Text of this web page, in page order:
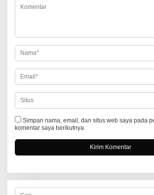
o
s
Simpan nama, email, dan situs web saya pada
komentar saya berikutnya.
C